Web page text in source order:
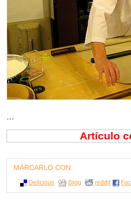
...
Artículo
MÁRCARLO CON:
Delicious Digg reddit